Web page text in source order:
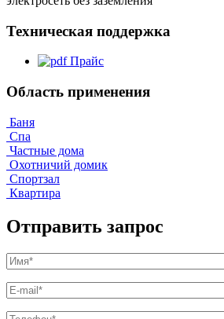
Техническая поддержка
Прайс
Область применения
Баня
Спа
Частные дома
Охотничий домик
Спортзал
Квартира
Отправить запрос